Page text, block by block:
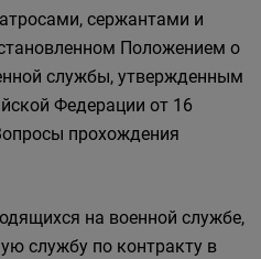
сержантами и
Положением о
службы, утвержденным
Федерации от 16
прохождения
на военной службе,
службу по контракту в